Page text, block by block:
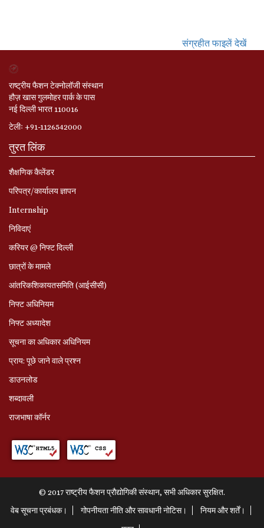
संग्रहीत फाइलें देखें
राष्ट्रीय फैशन टेक्नोलॉजी संस्थान
हौज़ खास गुलमोहर पार्क के पास
नई दिल्ली भारत 110016
टेलीः +91-1126542000
तुरत लिंक
शैक्षणिक कैलेंडर
परिपत्र/कार्यालय ज्ञापन
Internship
निविदाएं
करियर @ निफ्ट दिल्ली
छात्रों के मामले
आंतरिकशिकायतसमिति (आईसीसी)
निफ्ट अधिनियम
निफ्ट अध्‍यादेश
सूचना का अधिकार अधिनियम
प्राय: पूछे जाने वाले प्रश्‍न
डाउनलोड
शब्दावली
राजभाषा कॉर्नर
© 2017 राष्ट्रीय फैशन प्रौद्योगिकी संस्थान, सभी अधिकार सुरक्षित.
वेब सूचना प्रबंधक।
गोपनीयता नीति और सावधानी नोटिस।
नियम और शर्तें।